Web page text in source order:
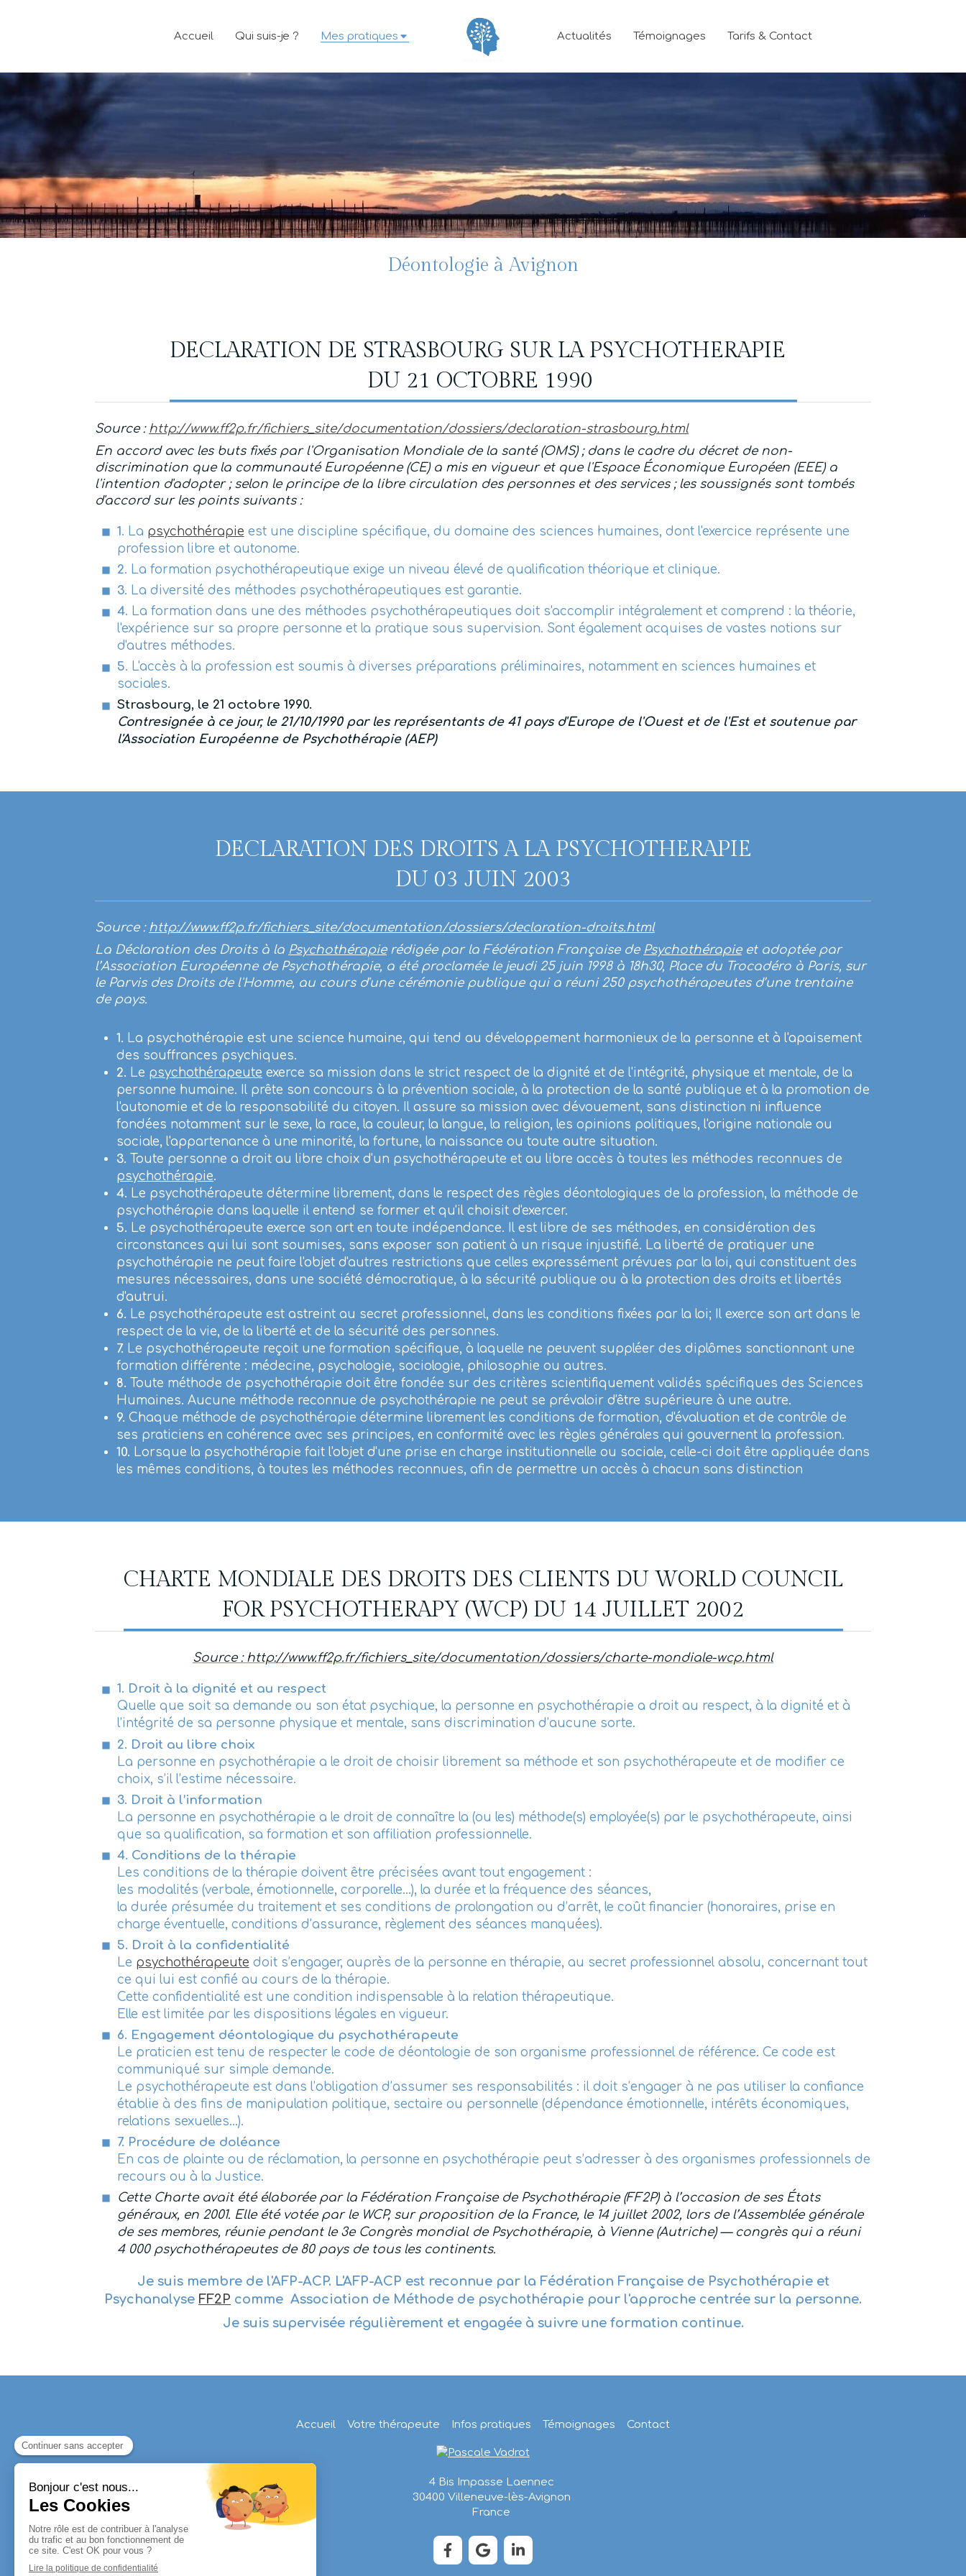
Accueil Qui suis-je ? Mes pratiques Actualités Témoignages Tarifs & Contact
Déontologie à Avignon
DECLARATION DE STRASBOURG SUR LA PSYCHOTHERAPIE
DU 21 OCTOBRE 1990
Source : http://www.ff2p.fr/fichiers_site/documentation/dossiers/declaration-strasbourg.html
En accord avec les buts fixés par l'Organisation Mondiale de la santé (OMS) ; dans le cadre du décret de non-
discrimination que la communauté Européenne (CE) a mis en vigueur et que l'Espace Économique Européen (EEE) a
l'intention d'adopter ; selon le principe de la libre circulation des personnes et des services ; les soussignés sont tombés
d'accord sur les points suivants :
1. La psychothérapie est une discipline spécifique, du domaine des sciences humaines, dont l'exercice représente une
profession libre et autonome.
2. La formation psychothérapeutique exige un niveau élevé de qualification théorique et clinique.
3. La diversité des méthodes psychothérapeutiques est garantie.
4. La formation dans une des méthodes psychothérapeutiques doit s'accomplir intégralement et comprend : la théorie,
l'expérience sur sa propre personne et la pratique sous supervision. Sont également acquises de vastes notions sur
d'autres méthodes.
5. L'accès à la profession est soumis à diverses préparations préliminaires, notamment en sciences humaines et
sociales.
Strasbourg, le 21 octobre 1990.
Contresignée à ce jour, le 21/10/1990 par les représentants de 41 pays d'Europe de l'Ouest et de l'Est et soutenue par
l'Association Européenne de Psychothérapie (AEP)
DECLARATION DES DROITS A LA PSYCHOTHERAPIE
DU 03 JUIN 2003
Source : http://www.ff2p.fr/fichiers_site/documentation/dossiers/declaration-droits.html
La Déclaration des Droits à la Psychothérapierédigée par la Fédération Française de Psychothérapieet adoptée par
l’Association Européenne de Psychothérapie, a été proclamée le jeudi 25 juin 1998 à 18h30, Place du Trocadéro à Paris, sur
le Parvis des Droits de l'Homme, au cours d'une cérémonie publique qui a réuni 250 psychothérapeutes d’une trentaine
de pays.
1. La psychothérapie est une science humaine, qui tend au développement harmonieux de la personne et à l'apaisement
des souffrances psychiques.
2. Le psychothérapeute exerce sa mission dans le strict respect de la dignité et de l'intégrité, physique et mentale, de la
personne humaine. Il prête son concours à la prévention sociale, à la protection de la santé publique et à la promotion de
l'autonomie et de la responsabilité du citoyen. Il assure sa mission avec dévouement, sans distinction ni influence
fondées notamment sur le sexe, la race, la couleur, la langue, la religion, les opinions politiques, l'origine nationale ou
sociale, l'appartenance à une minorité, la fortune, la naissance ou toute autre situation.
3. Toute personne a droit au libre choix d'un psychothérapeute et au libre accès à toutes les méthodes reconnues de
psychothérapie.
4. Le psychothérapeute détermine librement, dans le respect des règles déontologiques de la profession, la méthode de
psychothérapie dans laquelle il entend se former et qu'il choisit d'exercer.
5. Le psychothérapeute exerce son art en toute indépendance. Il est libre de ses méthodes, en considération des
circonstances qui lui sont soumises, sans exposer son patient à un risque injustifié. La liberté de pratiquer une
psychothérapie ne peut faire l'objet d'autres restrictions que celles expressément prévues par la loi, qui constituent des
mesures nécessaires, dans une société démocratique, à la sécurité publique ou à la protection des droits et libertés
d'autrui.
6. Le psychothérapeute est astreint au secret professionnel, dans les conditions fixées par la loi; Il exerce son art dans le
respect de la vie, de la liberté et de la sécurité des personnes.
7. Le psychothérapeute reçoit une formation spécifique, à laquelle ne peuvent suppléer des diplômes sanctionnant une
formation différente : médecine, psychologie, sociologie, philosophie ou autres.
8. Toute méthode de psychothérapie doit être fondée sur des critères scientifiquement validés spécifiques des Sciences
Humaines. Aucune méthode reconnue de psychothérapie ne peut se prévaloir d'être supérieure à une autre.
9. Chaque méthode de psychothérapie détermine librement les conditions de formation, d'évaluation et de contrôle de
ses praticiens en cohérence avec ses principes, en conformité avec les règles générales qui gouvernent la profession.
10. Lorsque la psychothérapie fait l'objet d'une prise en charge institutionnelle ou sociale, celle-ci doit être appliquée dans
les mêmes conditions, à toutes les méthodes reconnues, afin de permettre un accès à chacun sans distinction
CHARTE MONDIALE DES DROITS DES CLIENTS DU WORLD COUNCIL
FOR PSYCHOTHERAPY (WCP) DU 14 JUILLET 2002
Source : http://www.ff2p.fr/fichiers_site/documentation/dossiers/charte-mondiale-wcp.html
1. Droit à la dignité et au respect
Quelle que soit sa demande ou son état psychique, la personne en psychothérapie a droit au respect, à la dignité et à
l’intégrité de sa personne physique et mentale, sans discrimination d’aucune sorte.
2. Droit au libre choix
La personne en psychothérapie a le droit de choisir librement sa méthode et son psychothérapeute et de modifier ce
choix, s’il l’estime nécessaire.
3. Droit à l’information
La personne en psychothérapie a le droit de connaître la (ou les) méthode(s) employée(s) par le psychothérapeute, ainsi
que sa qualification, sa formation et son affiliation professionnelle.
4. Conditions de la thérapie
Les conditions de la thérapie doivent être précisées avant tout engagement :
les modalités (verbale, émotionnelle, corporelle…), la durée et la fréquence des séances,
la durée présumée du traitement et ses conditions de prolongation ou d’arrêt, le coût financier (honoraires, prise en
charge éventuelle, conditions d’assurance, règlement des séances manquées).
5. Droit à la confidentialité
Le psychothérapeute doit s’engager, auprès de la personne en thérapie, au secret professionnel absolu, concernant tout
ce qui lui est confié au cours de la thérapie.
Cette confidentialité est une condition indispensable à la relation thérapeutique.
Elle est limitée par les dispositions légales en vigueur.
6. Engagement déontologique du psychothérapeute
Le praticien est tenu de respecter le code de déontologie de son organisme professionnel de référence. Ce code est
communiqué sur simple demande.
Le psychothérapeute est dans l’obligation d’assumer ses responsabilités : il doit s’engager à ne pas utiliser la confiance
établie à des fins de manipulation politique, sectaire ou personnelle (dépendance émotionnelle, intérêts économiques,
relations sexuelles…).
7. Procédure de doléance
En cas de plainte ou de réclamation, la personne en psychothérapie peut s’adresser à des organismes professionnels de
recours ou à la Justice.
Cette Charte avait été élaborée par la Fédération Française de Psychothérapie (FF2P) à l’occasion de ses États
généraux, en 2001. Elle été votée par le WCP, sur proposition de la France, le 14 juillet 2002, lors de l’Assemblée générale
de ses membres, réunie pendant le 3e Congrès mondial de Psychothérapie, à Vienne (Autriche) — congrès qui a réuni
4 000 psychothérapeutes de 80 pays de tous les continents.
Je suis membre de l'AFP-ACP. L'AFP-ACP est reconnue par la Fédération Française de Psychothérapie et
Psychanalyse FF2P comme Association de Méthode de psychothérapie pour l'approche centrée sur la personne.
Je suis supervisée régulièrement et engagée à suivre une formation continue.
Accueil Votre thérapeute Infos pratiques Témoignages Contact
4 Bis Impasse Laennec
30400 Villeneuve-lès-Avignon
France